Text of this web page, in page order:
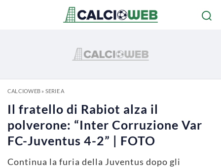
CALCIOWEB» SERIE A
Il fratello di Rabiot alza il
polverone: “Inter Corruzione Var
FC-Juventus 4-2” | FOTO
Continua la furia della Juventus dopo gli